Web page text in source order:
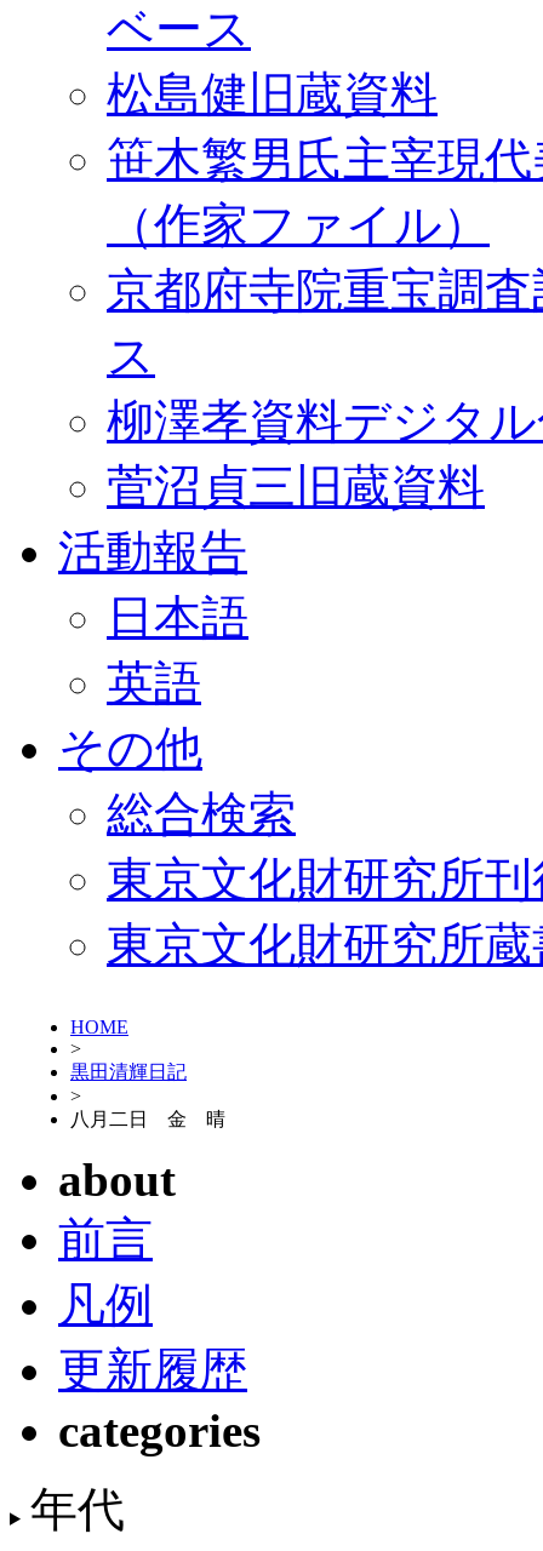
ベース
松島健旧蔵資料
笹木繁男氏主宰現
（作家ファイル）
京都府寺院重宝調
ス
柳澤孝資料デジタ
菅沼貞三旧蔵資料
活動報告
日本語
英語
その他
総合検索
東京文化財研究所
東京文化財研究所
HOME
>
黒田清輝日記
>
八月二日 金 晴
about
前言
凡例
更新履歴
categories
年代